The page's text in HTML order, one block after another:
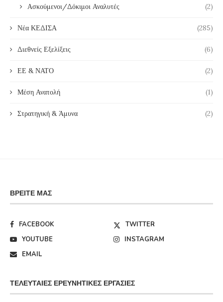
Ασκούμενοι/Δόκιμοι Αναλυτές (2)
Νέα ΚΕΔΙΣΑ (285)
Διεθνείς Εξελίξεις (6)
ΕΕ & ΝΑΤΟ (2)
Μέση Ανατολή (1)
Στρατηγική & Άμυνα (2)
ΒΡΕΊΤΕ ΜΑΣ
FACEBOOK
TWITTER
YOUTUBE
INSTAGRAM
EMAIL
ΤΕΛΕΥΤΑΊΕΣ ΕΡΕΥΝΗΤΙΚΈΣ ΕΡΓΑΣΊΕΣ